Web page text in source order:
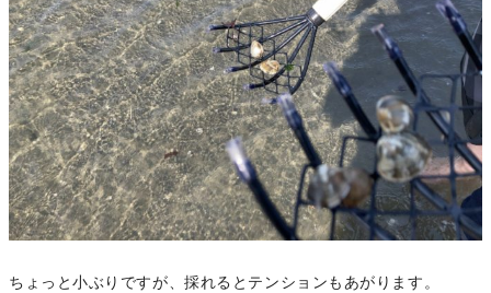
ちょっと小ぶりですが、採れるとテンションもあがります。